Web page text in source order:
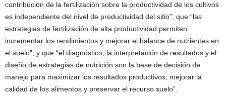
contribución de la fertilización sobre la productividad de los cultivos
es independiente del nivel de productividad del sitio”; que “las
estrategias de fertilización de alta productividad permiten
incrementar los rendimientos y mejorar el balance de nutrientes en
el suelo”, y que “el diagnóstico, la interpretación de resultados y el
diseño de estrategias de nutrición son la base de decisión de
manejo para maximizar los resultados productivos, mejorar la
calidad de los alimentos y preservar el recurso suelo”.